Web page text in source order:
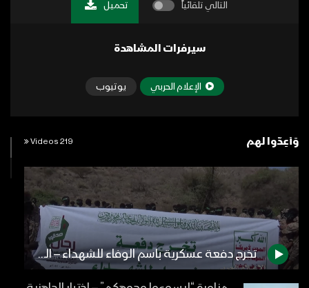
التالي تلقائياً تحميل
سيرفرات المشاهدة
الإعلام الحربي يوتيوب
وَأَعِدُّوا لهم 219 Videos
تخرج دفعة عسكرية باسم الوفاء للشهداء – المنطقة المركزية